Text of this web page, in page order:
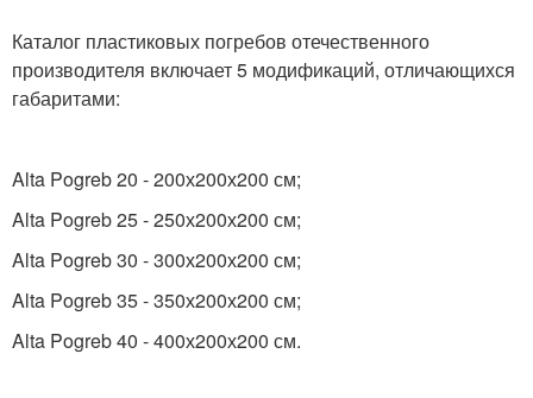
Каталог пластиковых погребов отечественного
производителя включает 5 модификаций, отличающихся
габаритами:
Alta Pogreb 20 - 200х200х200 см;
Alta Pogreb 25 - 250х200х200 см;
Alta Pogreb 30 - 300х200х200 см;
Alta Pogreb 35 - 350х200х200 см;
Alta Pogreb 40 - 400х200х200 см.